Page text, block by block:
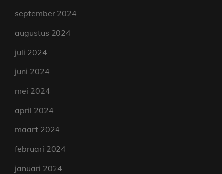
september 2024
augustus 2024
juli 2024
juni 2024
mei 2024
april 2024
maart 2024
februari 2024
januari 2024